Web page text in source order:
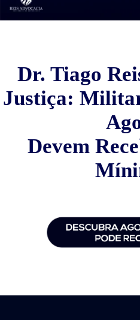
Dr. Tiago
Justiça:
Devem